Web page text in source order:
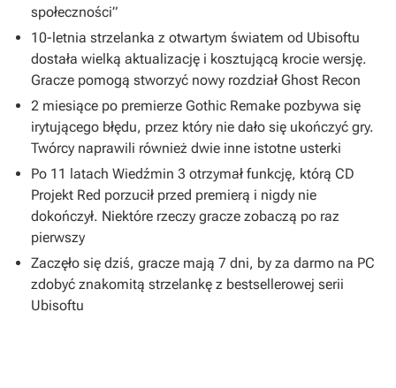
społeczności”
10-letnia strzelanka z otwartym światem od Ubisoftu
dostała wielką aktualizację i kosztującą krocie wersję.
Gracze pomogą stworzyć nowy rozdział Ghost Recon
2 miesiące po premierze Gothic Remake pozbywa się
irytującego błędu, przez który nie dało się ukończyć gry.
Twórcy naprawili również dwie inne istotne usterki
Po 11 latach Wiedźmin 3 otrzymał funkcję, którą CD
Projekt Red porzucił przed premierą i nigdy nie
dokończył. Niektóre rzeczy gracze zobaczą po raz
pierwszy
Zaczęło się dziś, gracze mają 7 dni, by za darmo na PC
zdobyć znakomitą strzelankę z bestsellerowej serii
Ubisoftu